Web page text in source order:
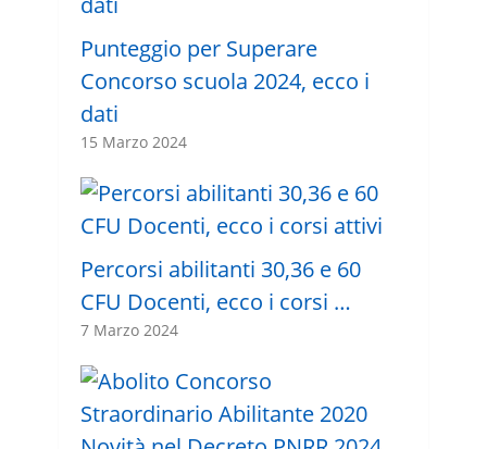
Punteggio per Superare
Concorso scuola 2024, ecco i
dati
15 Marzo 2024
Percorsi abilitanti 30,36 e 60
CFU Docenti, ecco i corsi …
7 Marzo 2024